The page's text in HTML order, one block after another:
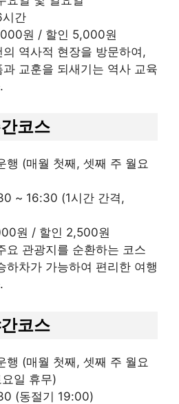
간
원 / 할인 5,000원
의 역사적 현장을 방문하여,
과 교훈을 되새기는 역사 교육
코스
행 (매월 첫째, 셋째 주 월요
~ 16:30 (1시간 간격,
원 / 할인 2,500원
요 관광지를 순환하는 코스
하차가 가능하여 편리한 여행
코스
행 (매월 첫째, 셋째 주 월요
일 휴무)
(동절기 19:00)